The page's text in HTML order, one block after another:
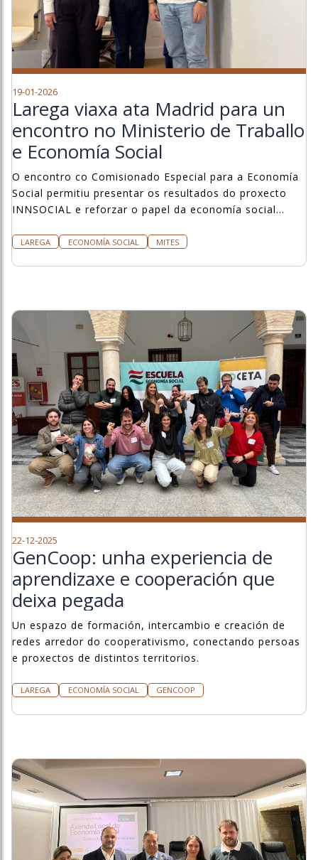
19-01-2026
Larega viaxa ata Madrid para un
encontro no Ministerio de Traballo
e Economía Social
O encontro co Comisionado Especial para a Economía
Social permitiu presentar os resultados do proxecto
INNSOCIAL e reforzar o papel da economía social
LAREGA ECONOMÍA SOCIAL MITES
22-12-2025
GenCoop: unha experiencia de
aprendizaxe e cooperación que
deixa pegada
Un espazo de formación, intercambio e creación de
redes arredor do cooperativismo, conectando persoas
e proxectos de distintos territorios.
LAREGA ECONOMÍA SOCIAL GENCOOP